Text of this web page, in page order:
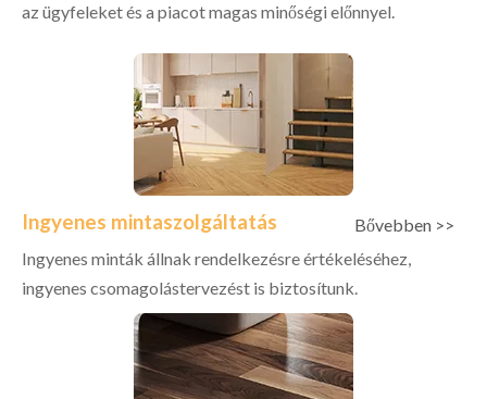
az ügyfeleket és a piacot magas minőségi előnnyel.
Ingyenes mintaszolgáltatás
Bővebben >>
Ingyenes minták állnak rendelkezésre értékeléséhez,
ingyenes csomagolástervezést is biztosítunk.